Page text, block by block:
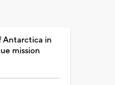
Antarctica in
mission